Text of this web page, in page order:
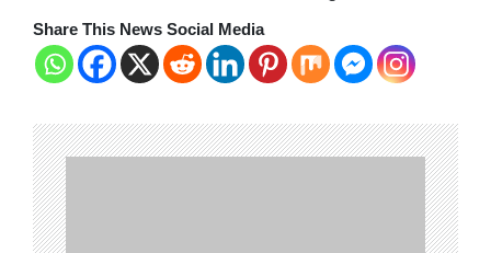
Share This News Social Media